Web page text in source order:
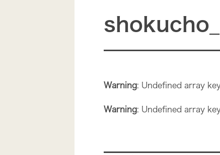
Warning: Undefined array
Warning: Undefined array